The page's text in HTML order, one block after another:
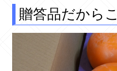
贈答品だから